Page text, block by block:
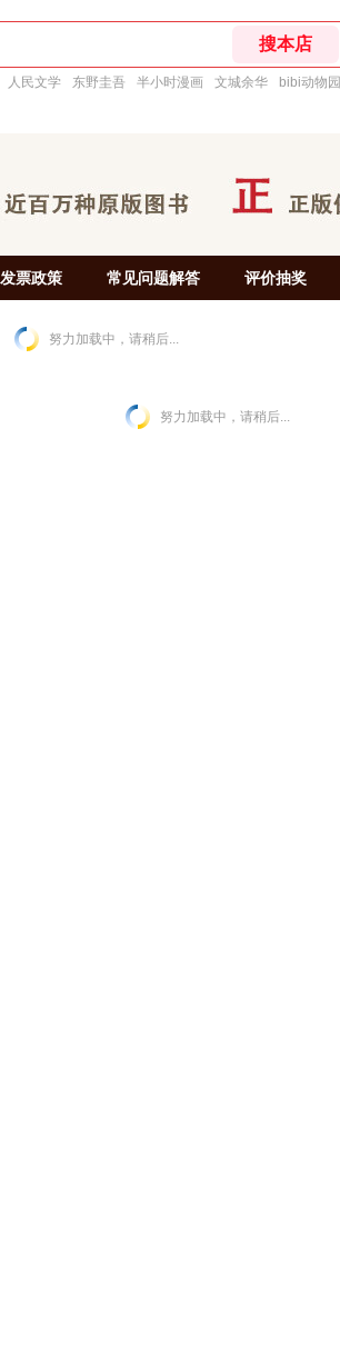
人民文学 东野圭吾 半小时漫画 文城余华 bibi动物园
发票政策 常见问题解答 评价抽奖
努力加载中，请稍后...
努力加载中，请稍后...